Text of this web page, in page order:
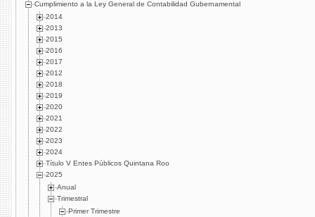
Cumplimiento a la Ley General de Contabilidad Gubernamental
2014
2013
2015
2016
2017
2012
2018
2019
2020
2021
2022
2023
2024
Título V Entes Públicos Quintana Roo
2025
Anual
Trimestral
Primer Trimestre